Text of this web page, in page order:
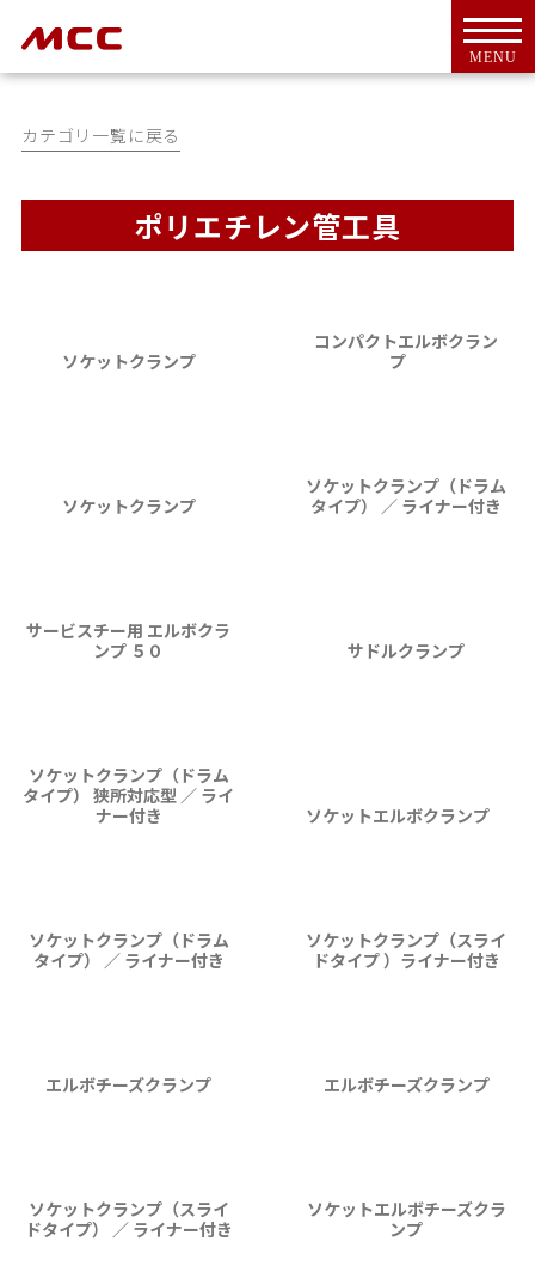
MENU
カテゴリ一覧に戻る
ポリエチレン管工具
ソケットクランプ
コンパクトエルボクラン
プ
ソケットクランプ
ソケットクランプ（ドラム
タイプ） ／ ライナー付き
サービスチー用 エルボクラ
ンプ ５０
サドルクランプ
ソケットクランプ（ドラム
タイプ） 狭所対応型 ／ ライ
ナー付き
ソケットエルボクランプ
ソケットクランプ（ドラム
タイプ） ／ ライナー付き
ソケットクランプ（スライ
ドタイプ ）ライナー付き
エルボチーズクランプ エルボチーズクランプ
ソケットクランプ（スライ
ドタイプ） ／ ライナー付き
ソケットエルボチーズクラ
ンプ
トップ For Overseas Customers
ＭＣＣとは
精 機